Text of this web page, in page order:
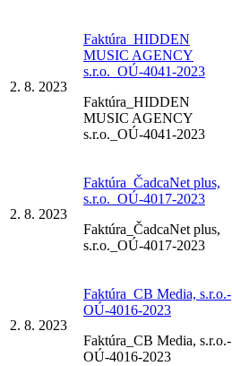
2. 8. 2023
Faktúra_HIDDEN
MUSIC AGENCY
s.r.o._OÚ-4041-2023
Faktúra_HIDDEN
MUSIC AGENCY
s.r.o._OÚ-4041-2023
2. 8. 2023
Faktúra_ČadcaNet plus,
s.r.o._OÚ-4017-2023
Faktúra_ČadcaNet plus,
s.r.o._OÚ-4017-2023
2. 8. 2023
Faktúra_CB Media, s.r.o.-
OÚ-4016-2023
Faktúra_CB Media, s.r.o.-
OÚ-4016-2023